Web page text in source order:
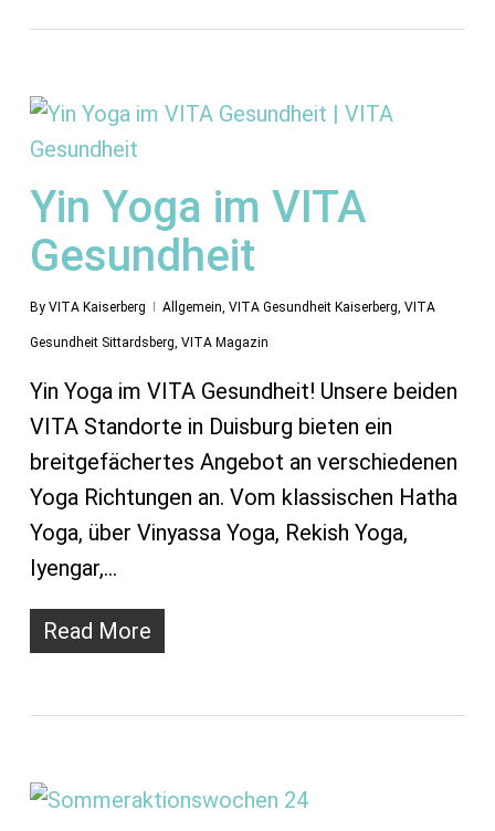
Yin Yoga im VITA
Gesundheit
By VITA Kaiserberg Allgemein, VITA Gesundheit Kaiserberg, VITA
Gesundheit Sittardsberg, VITA Magazin
Yin Yoga im VITA Gesundheit! Unsere beiden
VITA Standorte in Duisburg bieten ein
breitgefächertes Angebot an verschiedenen
Yoga Richtungen an. Vom klassischen Hatha
Yoga, über Vinyassa Yoga, Rekish Yoga,
Iyengar,…
Read More